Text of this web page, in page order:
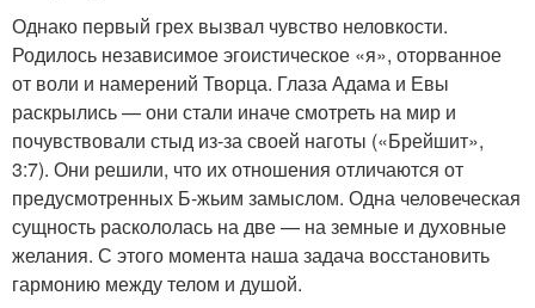
Однако первый грех вызвал чувство неловкости.
Родилось независимое эгоистическое «я», оторванное
от воли и намерений Творца. Глаза Адама и Евы
раскрылись — они стали иначе смотреть на мир и
почувствовали стыд из-за своей наготы («Брейшит»,
3:7). Они решили, что их отношения отличаются от
предусмотренных Б-жьим замыслом. Одна человеческая
сущность раскололась на две — на земные и духовные
желания. С этого момента наша задача восстановить
гармонию между телом и душой.